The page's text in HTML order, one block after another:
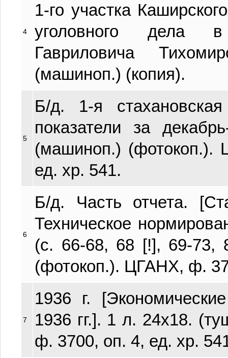
4
1-го участка
уголовного дела
Гавриловича
(машиноп.) (копия).
5
Б/д. 1-я
показатели за
(машиноп.)
ед. хр. 541.
6
Б/д. Часть отчета.
Техническое
(с. 66-68, 68 [!], 69-73,
(фотокоп.). ЦГАНХ, ф.
7
1936 г.
1936 гг.]. 1 л. 24х18.
ф. 3700, оп. 4, ед. хр.